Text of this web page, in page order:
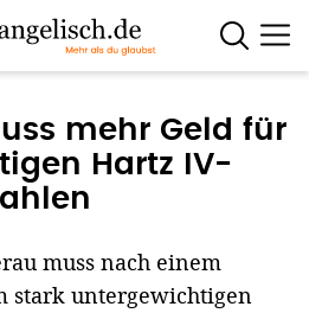
mehr Geld für
Hartz IV-
muss nach einem
stark untergewichtigen